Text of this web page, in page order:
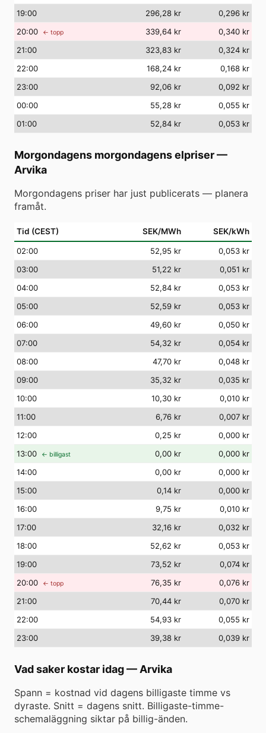
19:00 296,28 kr
0,296 kr
20:00 ← topp 339,64 kr
0,340 kr
21:00 323,83 kr
0,324 kr
22:00 168,24 kr
0,168 kr
23:00 92,06 kr
0,092 kr
00:00 55,28 kr
0,055 kr
01:00 52,84 kr 0,053 kr
Morgondagens morgondagens elpriser—
Arvika
Morgondagens priser har just publicerats — planera
framåt.
Tid (CEST) SEK/MWh SEK/kWh
02:00 52,95 kr
0,053 kr
03:00 51,22 kr
0,051 kr
04:00 52,84 kr
0,053 kr
05:00 52,59 kr
0,053 kr
06:00 49,60 kr
0,050 kr
07:00 54,32 kr
0,054 kr
08:00 47,70 kr
0,048 kr
09:00 35,32 kr
0,035 kr
10:00 10,30 kr
0,010 kr
11:00 6,76 kr
0,007 kr
12:00 0,25 kr
0,000 kr
13:00 ← billigast 0,00 kr
0,000 kr
14:00 0,00 kr
0,000 kr
15:00 0,14 kr
0,000 kr
16:00 9,75 kr
0,010 kr
17:00 32,16 kr
0,032 kr
18:00 52,62 kr
0,053 kr
19:00 73,52 kr
0,074 kr
20:00 ← topp 76,35 kr
0,076 kr
21:00 70,44 kr
0,070 kr
22:00 54,93 kr
0,055 kr
23:00 39,38 kr 0,039 kr
Vad saker kostar idag— Arvika
Spann = kostnad vid dagens billigaste timme vs
dyraste. Snitt = dagens snitt. Billigaste-timme-
schemaläggning siktar på billig-änden.